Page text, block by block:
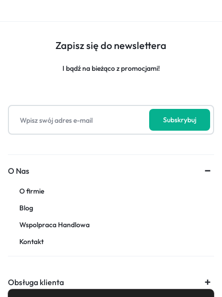
Zapisz się do newslettera
I bądź na bieżąco z promocjami!
O Nas
O firmie
Blog
Wspolpraca Handlowa
Kontakt
Obsługa klienta